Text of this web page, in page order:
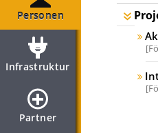
Personen
Infrastruktur
Partner